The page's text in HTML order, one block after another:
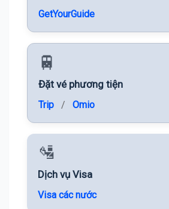
GetYourGuide
🚆
Đặt vé phương tiện
Trip / Omio
🛂
Dịch vụ Visa
Visa các nước